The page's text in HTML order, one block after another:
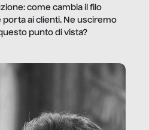
come cambia il filo
ai clienti. Ne usciremo
punto di vista?